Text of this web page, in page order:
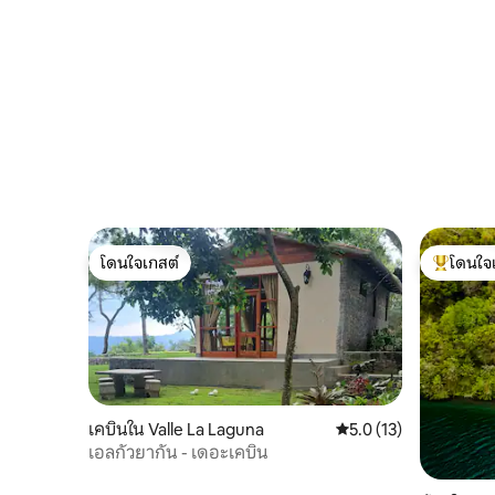
โดนใจเกสต์
โดนใจเกสต์
เคบินใน Valle La Laguna คะแนนเฉลี่ย 5.0 จาก
5.0 (13)
เอลกัวยากัน - เดอะเคบิน
โดนใจเ
โดนใ